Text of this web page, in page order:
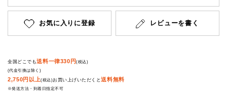
お気に入りに登録 レビューを書く
全国どこでも送料一律330円(税込)
(代金引換は除く)
2,750円以上(税込)お買い上げいただくと送料無料
※発送方法・到着日指定不可